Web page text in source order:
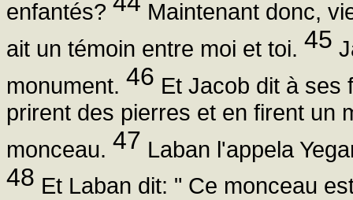
enfantés?
Maintenant donc,
ait un témoin entre moi et toi. 45
monument. 46 Et Jacob dit à ses
prirent des pierres et en firent un
monceau. 47 Laban l'appela
48 Et Laban dit: " Ce monceau